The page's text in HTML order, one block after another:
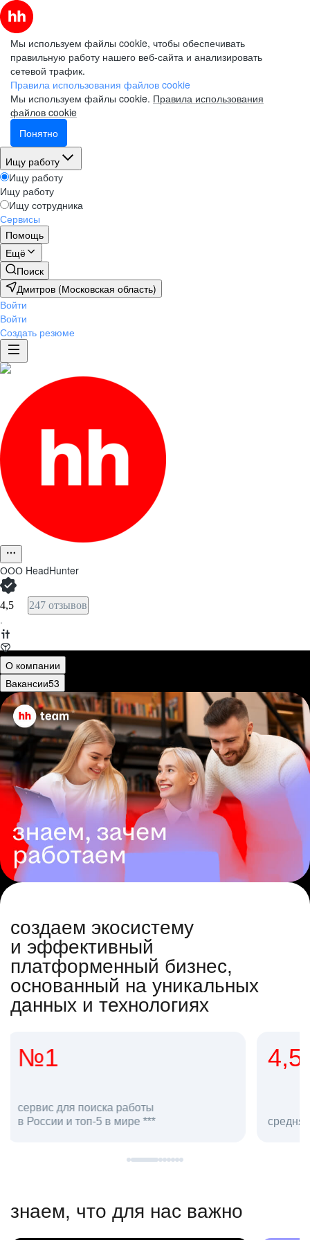
Мы используем файлы cookie, чтобы обеспечивать
правильную работу нашего веб-сайта и анализировать
сетевой трафик.
Правила использования файлов cookie
Мы используем файлы cookie. Правила использования
файлов cookie
Понятно
Ищу работу
Ищу работу
Ищу работу
Ищу сотрудника
Сервисы
Помощь
Ещё
Поиск
Дмитров (Московская область)
Войти
Войти
Создать резюме
ООО HeadHunter
4,5 247 отзывов
·
О компании
Вакансии53
создаем экосистему
и эффективный
платформенный бизнес,
основанный на уникальных
данных и технологиях
4,5
средняя оценка hh.ru как работодателя **
в hh.ru
знаем, что для нас важно